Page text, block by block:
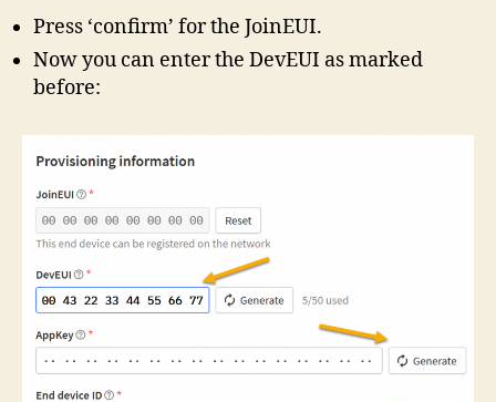
Press ‘confirm’ for the JoinEUI.
Now you can enter the DevEUI as marked
before: